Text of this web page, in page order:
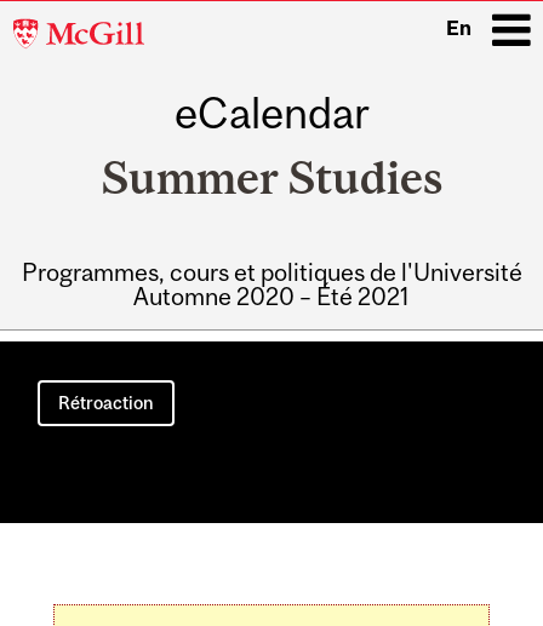
McGill
En
eCalendar
Summer Studies
Programmes, cours et politiques de l'Université
Automne 2020 – Été 2021
Main
navigation
Rétroaction